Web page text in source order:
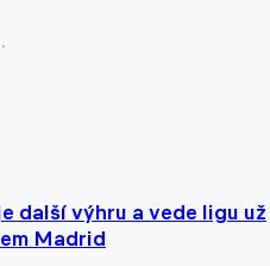
další výhru a vede ligu už
Madrid